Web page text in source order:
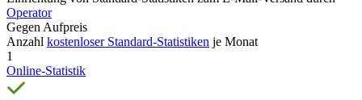
Operator
Gegen Aufpreis
Anzahl kostenloser Standard-Statistiken je Monat
1
Online-Statistik